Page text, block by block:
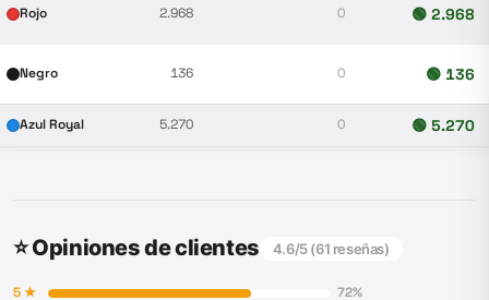
Rojo 2.968 0 🟢 2.968
Negro 136 0 🟢 136
Azul Royal 5.270 0 🟢 5.270
⭐ Opiniones de clientes 4.6/5 (61 reseñas)
5★ 72%